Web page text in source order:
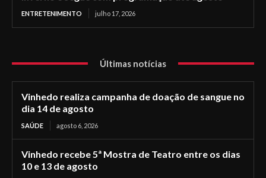
ENTRETENIMENTO julho 17, 2026
Últimas notícias
Vinhedo realiza campanha de doação de sangue no
dia 14 de agosto
SAÚDE agosto 6, 2026
Vinhedo recebe 5ª Mostra de Teatro entre os dias
10 e 13 de agosto